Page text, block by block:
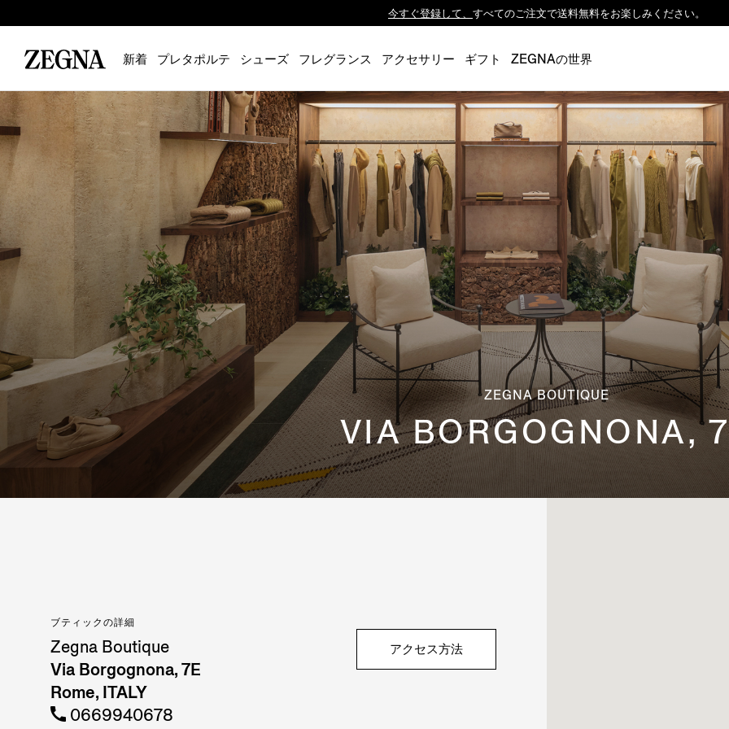
Luxembourg
Poland
Portugal
Romania
Slovakia
Slovenia
Spain
Sweden
Switzerland
Turkey
United Kingdom
今すぐ登録して、 すべてのご注文で送料無料をお楽しみください。
新着 プレタポルテ シューズ フレグランス アクセサリー ギフト ZEGNAの世界
ZEGNA BOUTIQUE
VIA BORGOGNONA,
ブティックの詳細
Zegna Boutique
Via Borgognona, 7E
Rome, ITALY
0669940678
アクセス方法